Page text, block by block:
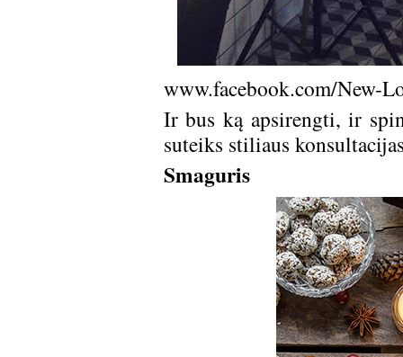
www.facebook.com/New-
Ir bus ką apsirengti, ir
suteiks stiliaus
Smaguris